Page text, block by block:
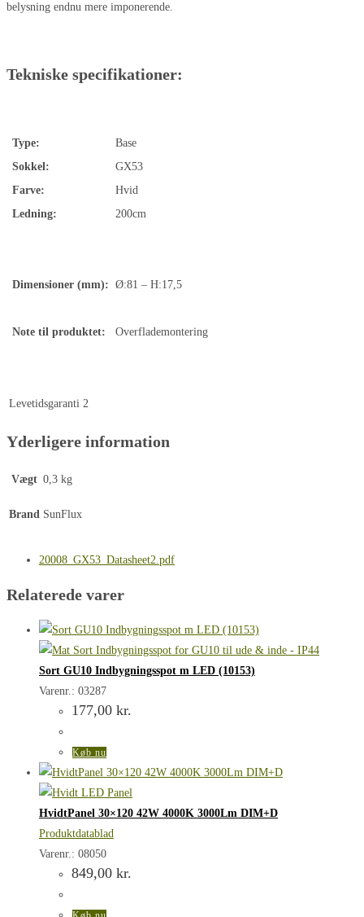
belysning endnu mere imponerende.
Tekniske specifikationer:
Type:
Base
Sokkel:
GX53
Farve:
Hvid
Ledning:
200cm
Dimensioner (mm): Ø:81 – H:17,5
Note til produktet: Overflademontering
Levetidsgaranti 2
Yderligere information
Vægt 0,3 kg
Brand SunFlux
20008_GX53_Datasheet2.pdf
Relaterede varer
Sort GU10 Indbygningsspot m LED (10153)
Varenr.: 03287
177,00 kr.
Køb nu
HvidtPanel 30×120 42W 4000K 3000Lm DIM+D
Produktdatablad
Varenr.: 08050
849,00 kr.